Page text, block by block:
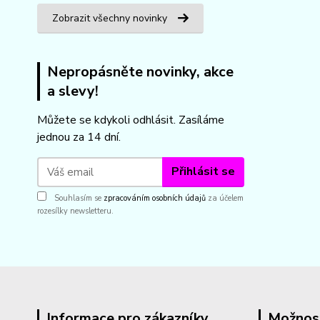
Zobrazit všechny novinky
Nepropásněte novinky, akce
a slevy!
Můžete se kdykoli odhlásit. Zasíláme
jednou za 14 dní.
Přihlásit se
Souhlasím se zpracováním osobních údajů za účelem
rozesílky newsletteru.